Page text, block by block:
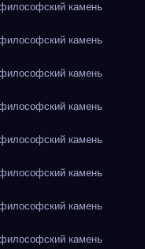
камень
камень
камень
камень
камень
камень
камень
камень